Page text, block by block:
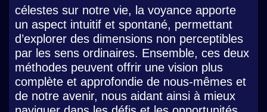
célestes sur notre vie, la voyance apporte
un aspect intuitif et spontané, permettant
d’explorer des dimensions non perceptibles
par les sens ordinaires. Ensemble, ces deux
méthodes peuvent offrir une vision plus
complète et approfondie de nous-mêmes et
de notre avenir, nous aidant ainsi à mieux